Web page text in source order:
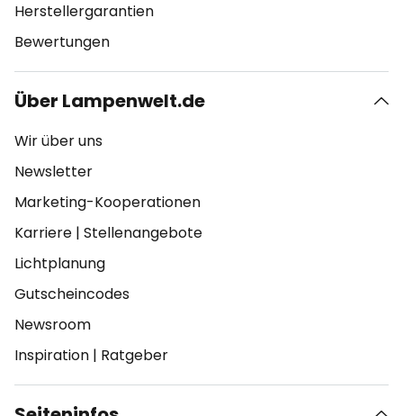
Herstellergarantien
Bewertungen
Über Lampenwelt.de
Wir über uns
Newsletter
Marketing-Kooperationen
Karriere | Stellenangebote
Lichtplanung
Gutscheincodes
Newsroom
Inspiration | Ratgeber